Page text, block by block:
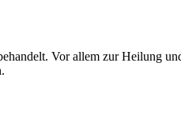
Vor allem zur Heilung